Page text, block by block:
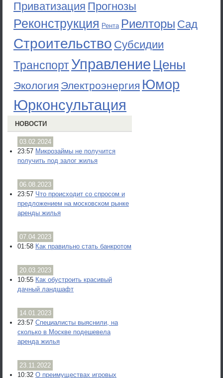
Приватизация Прогнозы
Реконструкция Рента Риелторы Сад
Строительство Субсидии
ТранспортУправление Цены
Экология Электроэнергия Юмор
Юрконсультация
НОВОСТИ
03.02.2024
23:57 Микрозаймы не получится
получить под залог жилья
06.08.2023
23:57 Что происходит со спросом и
предложением на московском рынке
аренды жилья
07.04.2023
01:58 Как правильно стать банкротом
20.03.2023
10:55 Как обустроить красивый
дачный ландшафт
14.01.2023
23:57 Специалисты выяснили, на
сколько в Москве подешевела
аренда жилья
23.11.2022
10:32 О преимуществах игровых